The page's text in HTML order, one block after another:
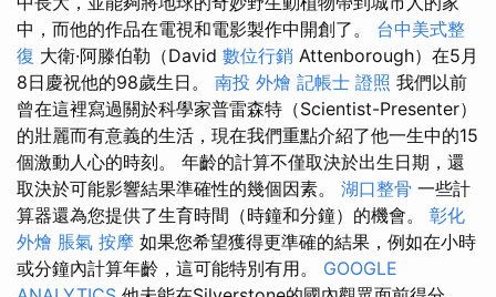
中，而他的作品在電視和電影製作中開創了。 台中美式整
復 大衛·阿滕伯勒（David 數位行銷 Attenborough）在5月
8日慶祝他的98歲生日。 南投 外燴 記帳士 證照 我們以前
曾在這裡寫過關於科學家普雷森特（Scientist-Presenter）
的壯麗而有意義的生活，現在我們重點介紹了他一生中的15
個激動人心的時刻。 年齡的計算不僅取決於出生日期，還
取決於可能影響結果準確性的幾個因素。 湖口整骨 一些計
算器還為您提供了生育時間（時鐘和分鐘）的機會。 彰化
外燴 脹氣 按摩 如果您希望獲得更準確的結果，例如在小時
或分鐘內計算年齡，這可能特別有用。 GOOGLE